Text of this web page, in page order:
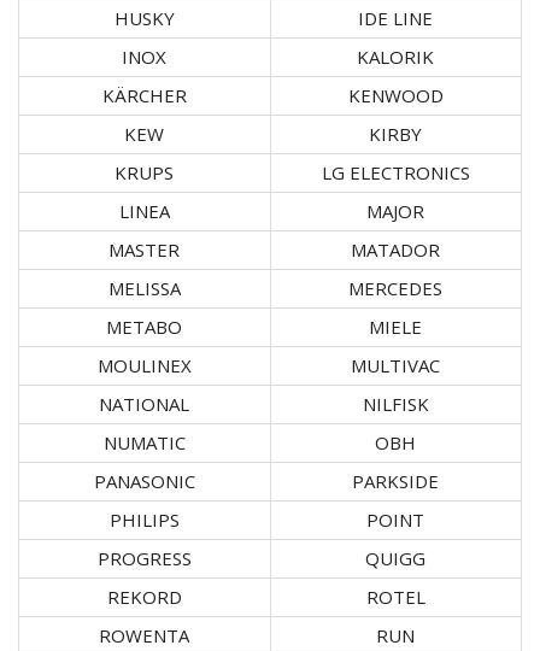
HUSKY
IDE LINE
INOX
KALORIK
KÄRCHER
KENWOOD
KEW
KIRBY
KRUPS
LG ELECTRONICS
LINEA
MAJOR
MASTER
MATADOR
MELISSA
MERCEDES
METABO
MIELE
MOULINEX
MULTIVAC
NATIONAL
NILFISK
NUMATIC
OBH
PANASONIC
PARKSIDE
PHILIPS
POINT
PROGRESS
QUIGG
REKORD
ROTEL
ROWENTA
RUN